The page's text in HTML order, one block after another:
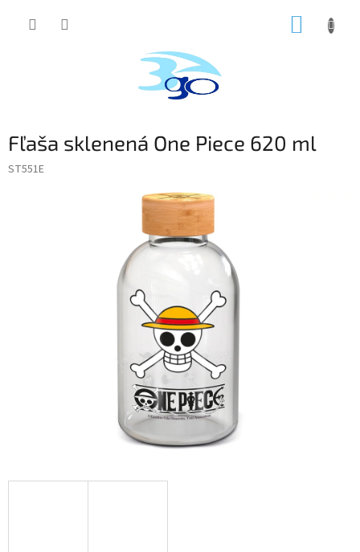
Fľaša sklenená One Piece 620 ml
ST551E